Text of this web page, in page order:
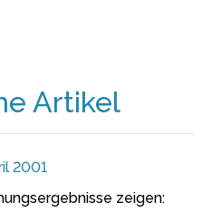
Artikel
2001
zeigen: